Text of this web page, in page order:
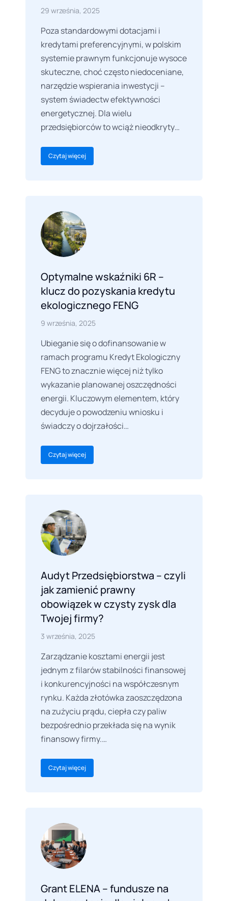
29 września, 2025
Poza standardowymi dotacjami i
kredytami preferencyjnymi, w polskim
systemie prawnym funkcjonuje wysoce
skuteczne, choć często niedoceniane,
narzędzie wspierania inwestycji –
system świadectw efektywności
energetycznej. Dla wielu
przedsiębiorców to wciąż nieodkryty…
Czytaj więcej
Optymalne wskaźniki 6R –
klucz do pozyskania kredytu
ekologicznego FENG
9 września, 2025
Ubieganie się o dofinansowanie w
ramach programu Kredyt Ekologiczny
FENG to znacznie więcej niż tylko
wykazanie planowanej oszczędności
energii. Kluczowym elementem, który
decyduje o powodzeniu wniosku i
świadczy o dojrzałości…
Czytaj więcej
Audyt Przedsiębiorstwa – czyli
jak zamienić prawny
obowiązek w czysty zysk dla
Twojej firmy?
3 września, 2025
Zarządzanie kosztami energii jest
jednym z filarów stabilności finansowej
i konkurencyjności na współczesnym
rynku. Każda złotówka zaoszczędzona
na zużyciu prądu, ciepła czy paliw
bezpośrednio przekłada się na wynik
finansowy firmy.…
Czytaj więcej
Grant ELENA – fundusze na